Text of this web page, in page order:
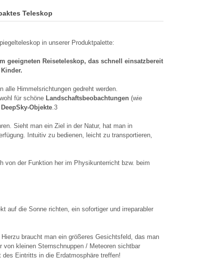
Teleskop
in unserer Produktpalette:
geeigneten Reiseteleskop, das schnell einsatzbereit
Himmelsrichtungen gedreht werden.
für schöne Landschaftsbeobachtungen (wie
Objekte .3
Sieht man ein Ziel in der Natur, hat man in
Intuitiv zu bedienen, leicht zu transportieren,
von der Funktion her im Physikunterricht bzw. beim
auf die Sonne richten, ein sofortiger und irreparabler
braucht man ein größeres Gesichtsfeld, das man
kleinen Sternschnuppen / Meteoren sichtbar
Eintritts in die Erdatmosphäre treffen!